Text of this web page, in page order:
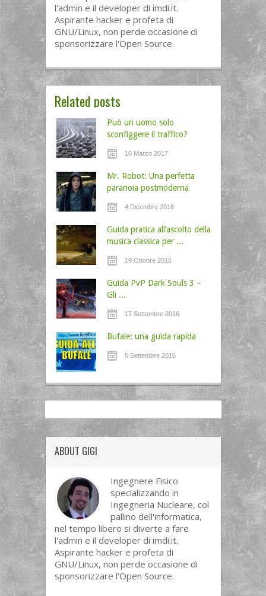
l'admin e il developer di imdi.it.
Aspirante hacker e profeta di
GNU/Linux, non perde occasione di
sponsorizzare l'Open Source.
Related posts
Può un uomo solo
sconfiggere il traffico?
10 Marzo 2017
Mr. Robot: Una perfetta
paranoia postmoderna
4 Dicembre 2016
Guida pratica all’ascolto della
musica classica per ...
19 Ottobre 2016
Guida PvP Dark Souls 3 –
Gli ...
17 Settembre 2016
Bufale: una guida rapida
5 Settembre 2016
ABOUT GIGI
Ingegnere Fisico
specializzando in
Ingegneria Nucleare, col
pallino dell'informatica,
nel tempo libero si diverte a fare
l'admin e il developer di imdi.it.
Aspirante hacker e profeta di
GNU/Linux, non perde occasione di
sponsorizzare l'Open Source.